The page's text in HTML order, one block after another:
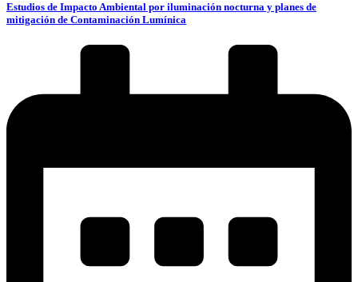
Estudios de Impacto Ambiental por iluminación nocturna y planes de
mitigación de Contaminación Lumínica